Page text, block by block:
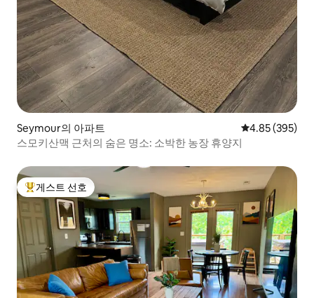
Seymour의 아파트 평점 4.85점(5
4.85 (395)
스모키산맥 근처의 숨은 명소: 소박한 농장 휴양지
상위 게스트 선호
게스트 선호